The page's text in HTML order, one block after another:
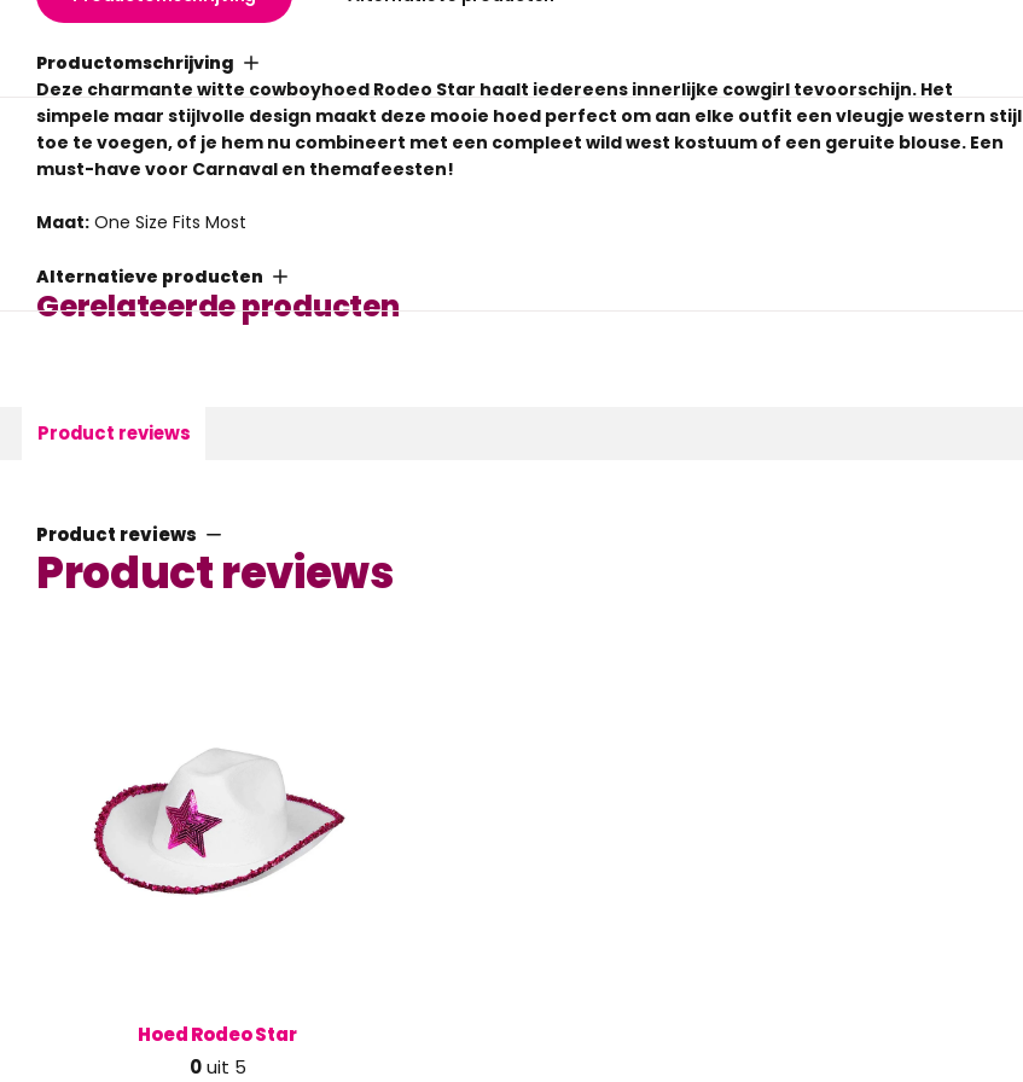
Productomschrijving
Deze charmante witte cowboyhoed Rodeo Star haalt iedereens innerlijke cowgirl tevoorschijn. Het
simpele maar stijlvolle design maakt deze mooie hoed perfect om aan elke outfit een vleugje western stijl
toe te voegen, of je hem nu combineert met een compleet wild west kostuum of een geruite blouse. Een
must-have voor Carnaval en themafeesten!
Maat: One Size Fits Most
Alternatieve producten
Gerelateerde producten
Product reviews
Product reviews
Product reviews
Hoed Rodeo Star
0uit 5